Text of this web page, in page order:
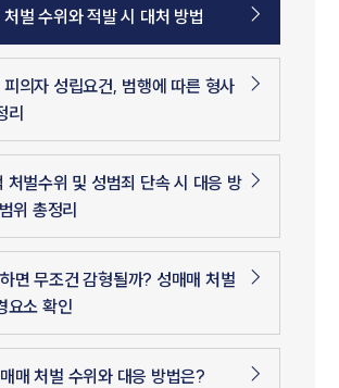
벌 수위와 적발 시 대처 방법
의자 성립요건, 범행에 따른 형사
리
처벌수위 및 성범죄 단속 시 대응 방
위 총정리
면 무조건 감형될까? 성매매 처벌
요소 확인
매 처벌 수위와 대응 방법은?